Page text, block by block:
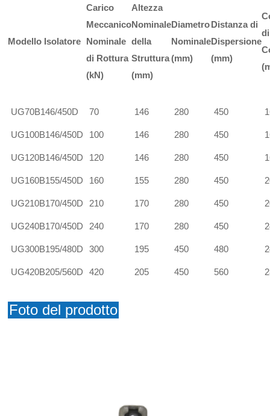
Modello Isolatore
Carico
Meccanico
Nominale
di Rottura
(kN)
Altezza
Nominale
della
Struttura
(mm)
Diametro
Nominale
(mm)
Distanza di
Dispersione
(mm)
di
UG70B146/450D 70 146 280 450
UG100B146/450D 100 146 280 450
UG120B146/450D 120 146 280 450
UG160B155/450D 160 155 280 450
UG210B170/450D 210 170 280 450
UG240B170/450D 240 170 280 450
UG300B195/480D 300 195 450 480
UG420B205/560D 420 205 450 560
Foto del prodotto